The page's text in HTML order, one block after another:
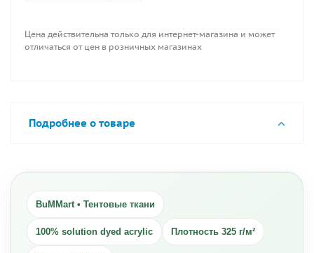
Цена действительна только для интернет-магазина и может
отличаться от цен в розничных магазинах
Подробнее о товаре
BuMMart • Тентовые ткани
100% solution dyed acrylic Плотность 325 г/м²